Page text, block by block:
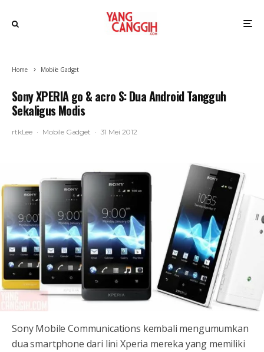
Home Mobile Gadget
Sony XPERIA go & acro S: Dua Android Tangguh
Sekaligus Modis
rtkLee · Mobile Gadget · 31 Mei 2012
Sony Mobile Communications kembali mengumumkan
dua smartphone dari lini Xperia mereka yang memiliki